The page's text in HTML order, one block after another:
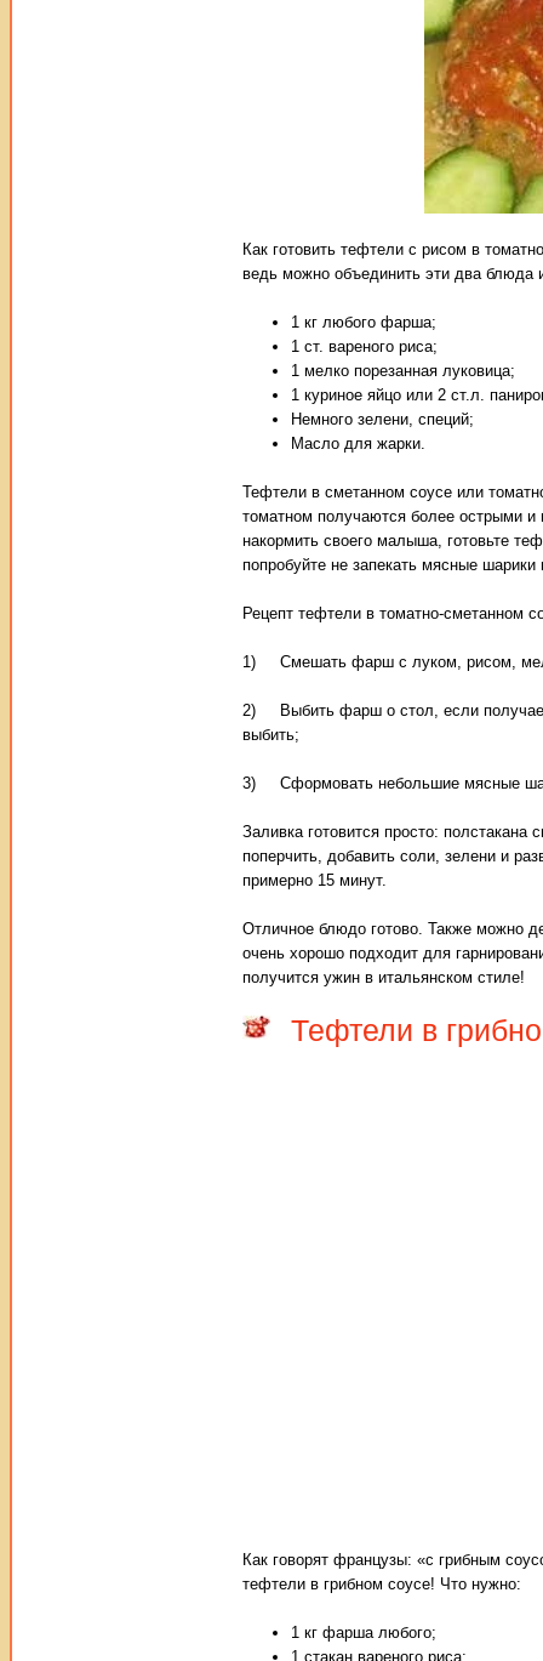
Как готовить тефтели с рисом в
ведь можно объединить эти два блюда
1 кг любого фарша;
1 ст. вареного риса;
1 мелко порезанная луковица;
1 куриное яйцо или 2 ст.л.
Немного зелени, специй;
Масло для жарки.
Тефтели в сметанном соусе или
томатном получаются более острыми и
накормить своего малыша, готовьте
попробуйте не запекать мясные
Рецепт тефтели в томатно-сметанном
1) Смешать фарш с луком, рисом,
2) Выбить фарш о стол, если
выбить;
3) Сформовать небольшие мясные
Заливка готовится просто:
поперчить, добавить соли, зелени и
примерно 15 минут.
Отличное блюдо готово. Также можно
очень хорошо подходит для
получится ужин в итальянском стиле!
Тефтели в
Как говорят французы: «с грибным
тефтели в грибном соусе! Что нужно:
1 кг фарша любого;
1 стакан вареного риса;